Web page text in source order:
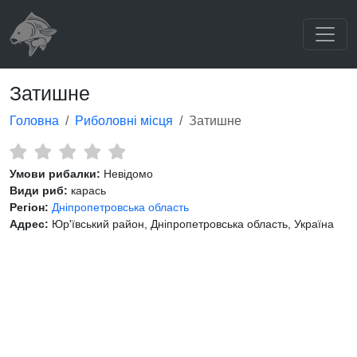
Затишне
Головна Риболовні місця Затишне
Умови рибалки: Невідомо
Види риб: карась
Регіон: Дніпропетровська область
Адрес: Юр'ївський район, Дніпропетровська область, Україна